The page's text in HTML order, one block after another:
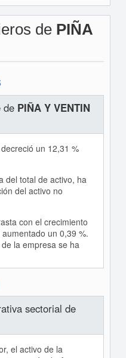
de PIÑA
de PIÑA Y VENTIN
un 12,31 %
del total de activo, ha
del activo no
con el crecimiento
un 0,39 %.
la empresa se ha
sectorial de
el activo de la